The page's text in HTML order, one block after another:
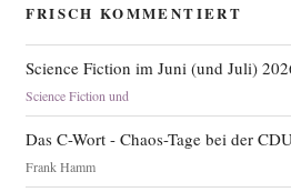
FRISCH KOMMENTIERT
Science Fiction im Juni (und Juli)
Science Fiction und
Das C-Wort - Chaos-Tage bei der
Frank Hamm